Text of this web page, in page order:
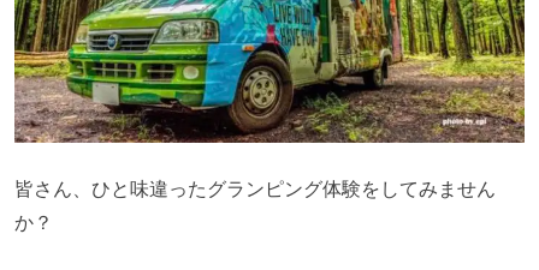
皆さん、ひと味違ったグランピング体験をしてみません
か？